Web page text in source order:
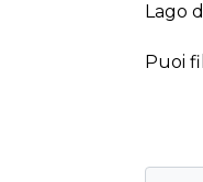
Lago
Puoi